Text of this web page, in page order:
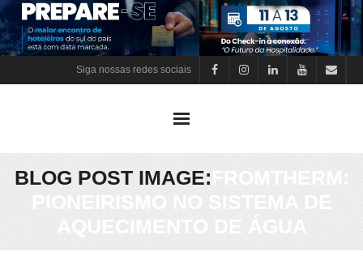
Skip
to
content
Siga nossas redes sociais
BLOG POST IMAGE: FROMTHERM:
PIONEIRISMO NO SISTEMA DE
AQUECIMENTO DE ÁGUA